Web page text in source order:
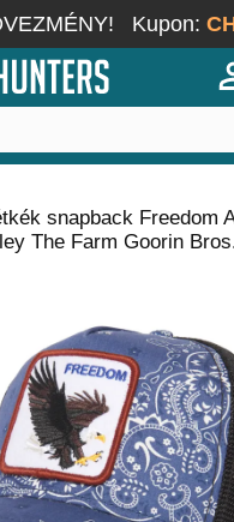
Kupon:
snapback Freedom
The Farm Goorin